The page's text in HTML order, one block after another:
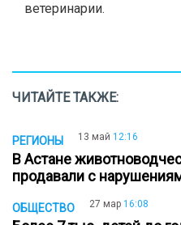
ветеринарии.
ЧИТАЙТЕ ТАКЖЕ:
РЕГИОНЫ 13 май 12:16
В Астане
продавали с
ОБЩЕСТВО 27 мар 16:08